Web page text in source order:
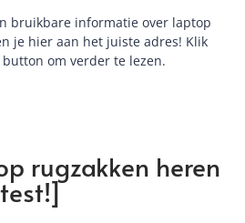
bruikbare informatie over laptop
je hier aan het juiste adres! Klik
om verder te lezen.
rugzakken heren